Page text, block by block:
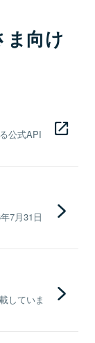
ま向け
公式API
7月31日
していま